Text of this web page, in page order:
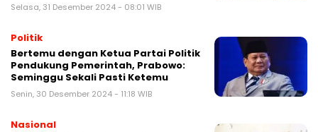
Selasa, 31 Desember 2024 - 08:01 WIB
Politik
Bertemu dengan Ketua Partai Politik
Pendukung Pemerintah, Prabowo:
Seminggu Sekali Pasti Ketemu
Senin, 30 Desember 2024 - 11:18 WIB
Nasional